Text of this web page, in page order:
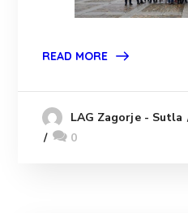
READ MORE
LAG Zagorje - Sutla
0